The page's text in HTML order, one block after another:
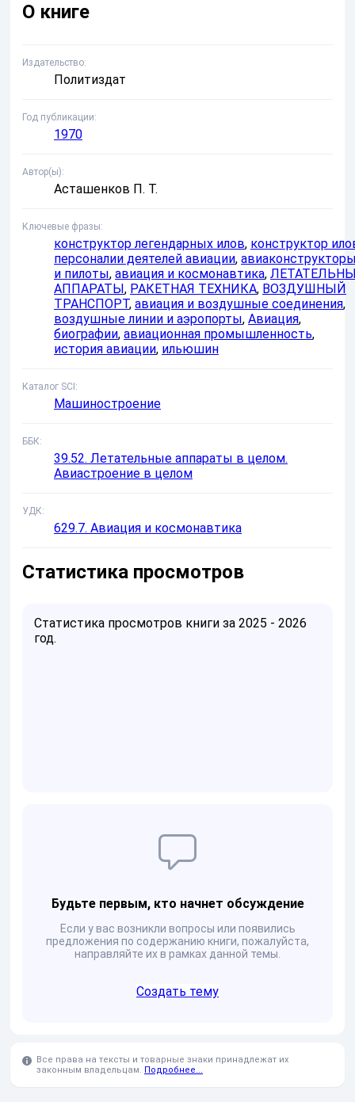
О книге
Издательство
Политиздат
Год публикации
1970
Автор(ы)
Асташенков П. Т.
Ключевые фразы
конструктор легендарных илов, конструктор
персоналии деятелей авиации,
и пилоты, авиация и космонавтика,
АППАРАТЫ, РАКЕТНАЯ ТЕХНИКА, ВОЗДУШНЫЙ
ТРАНСПОРТ, авиация и воздушные соединения,
воздушные линии и аэропорты, Авиация,
биографии, авиационная промышленность,
история авиации, ильюшин
Каталог SCI
Машиностроение
ББК
39.52. Летательные аппараты в целом.
Авиастроение в целом
УДК
629.7. Авиация и космонавтика
Статистика просмотров
Статистика просмотров книги за 2025 - 2026
год.
Будьте первым, кто начнет обсуждение
Если у вас возникли вопросы или появились
предложения по содержанию книги, пожалуйста,
направляйте их в рамках данной темы.
Создать тему
Все права на тексты и товарные знаки принадлежат их
законным владельцам. Подробнее...